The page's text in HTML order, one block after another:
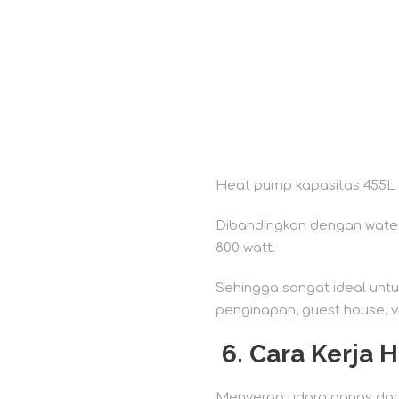
Heat pump kapasitas
Dibandingkan dengan
800 watt.
Sehingga sangat ideal
penginapan, guest house,
6. Cara Kerja